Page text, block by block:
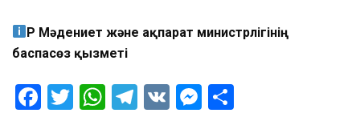
ҚР Мәдениет және ақпарат министрлігінің
баспасөз қызметі
Facebook
Twitter
WhatsApp
Telegram
VK Messenger